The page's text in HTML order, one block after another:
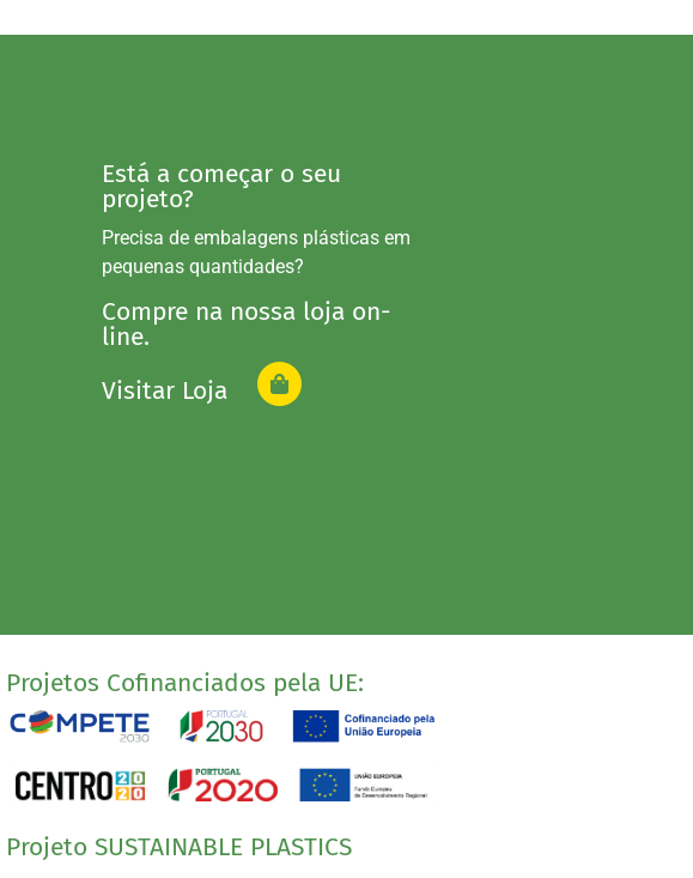
Está a começar o seu
projeto?
Precisa de embalagens plásticas em
pequenas quantidades?
Compre na nossa loja on-
line.
Visitar Loja
Projetos Cofinanciados pela UE:
Projeto SUSTAINABLE PLASTICS